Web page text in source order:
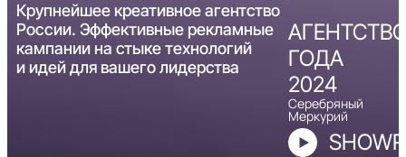
Крупнейшее креативное агентство
России. Эффективные рекламные
кампании на стыке технологий
и идей для вашего лидерства
ГОДА
2024
Серебряный
Меркурий